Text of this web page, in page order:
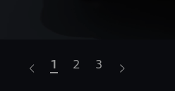
1 2 3